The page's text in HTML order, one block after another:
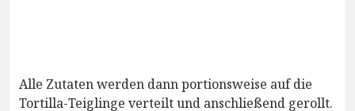
Alle Zutaten werden dann portionsweise auf die
Tortilla-Teiglinge verteilt und anschließend gerollt.